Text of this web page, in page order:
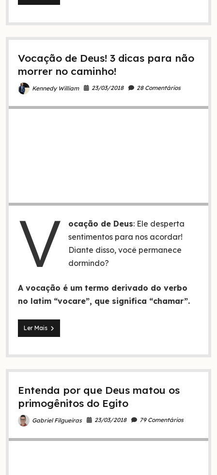
Males
pensamentos
e
vencê-
los
Vocação de Deus! 3 dicas para não
morrer no caminho!
Kennedy William 23/03/2018 28 Comentários
V ocação de Deus: Ele desperta
sentimentos para nos acordar!
Diante disso, você permanece
dormindo?
A vocação é um termo derivado do verbo
no latim “vocare”, que significa “chamar”.
Ler MaisVocação
de
3
para
morrer
caminho!
Entenda por que Deus matou os
primogênitos do Egito
Gabriel Filgueiras 23/03/2018 79 Comentários